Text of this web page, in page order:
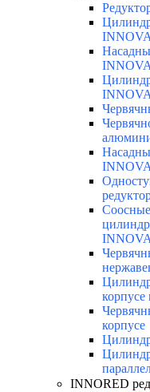
корпусе
корпусе
INNORED